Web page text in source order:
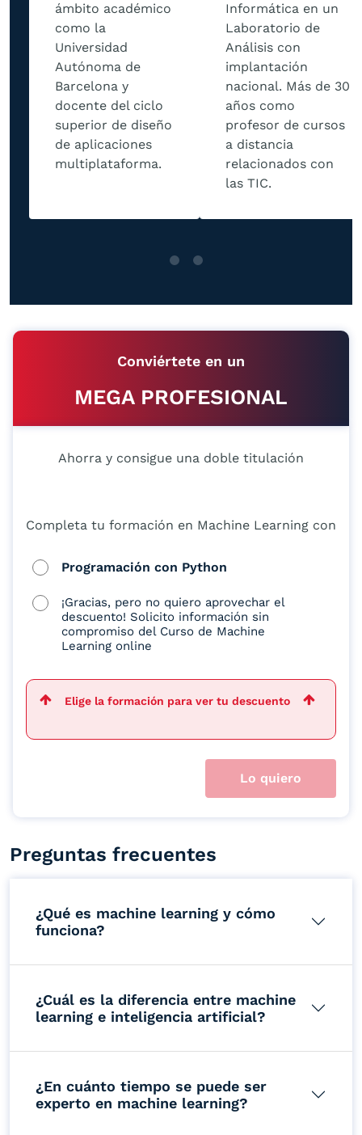
ámbito académico
como la
Universidad
Autónoma de
Barcelona y
docente del ciclo
superior de diseño
de aplicaciones
multiplataforma.
Informática en un
Laboratorio de
Análisis con
implantación
nacional. Más de 30
años como
profesor de cursos
a distancia
relacionados con
las TIC.
Conviértete en un
MEGA PROFESIONAL
Ahorra y consigue una doble titulación
Completa tu formación en Machine Learning con
Programación con Python
¡Gracias, pero no quiero aprovechar el
descuento! Solicito información sin
compromiso del Curso de Machine
Learning online
Elige la formación para ver tu descuento
Lo quiero
Preguntas frecuentes
¿Qué es machine learning y cómo
funciona?
¿Cuál es la diferencia entre machine
learning e inteligencia artificial?
¿En cuánto tiempo se puede ser
experto en machine learning?